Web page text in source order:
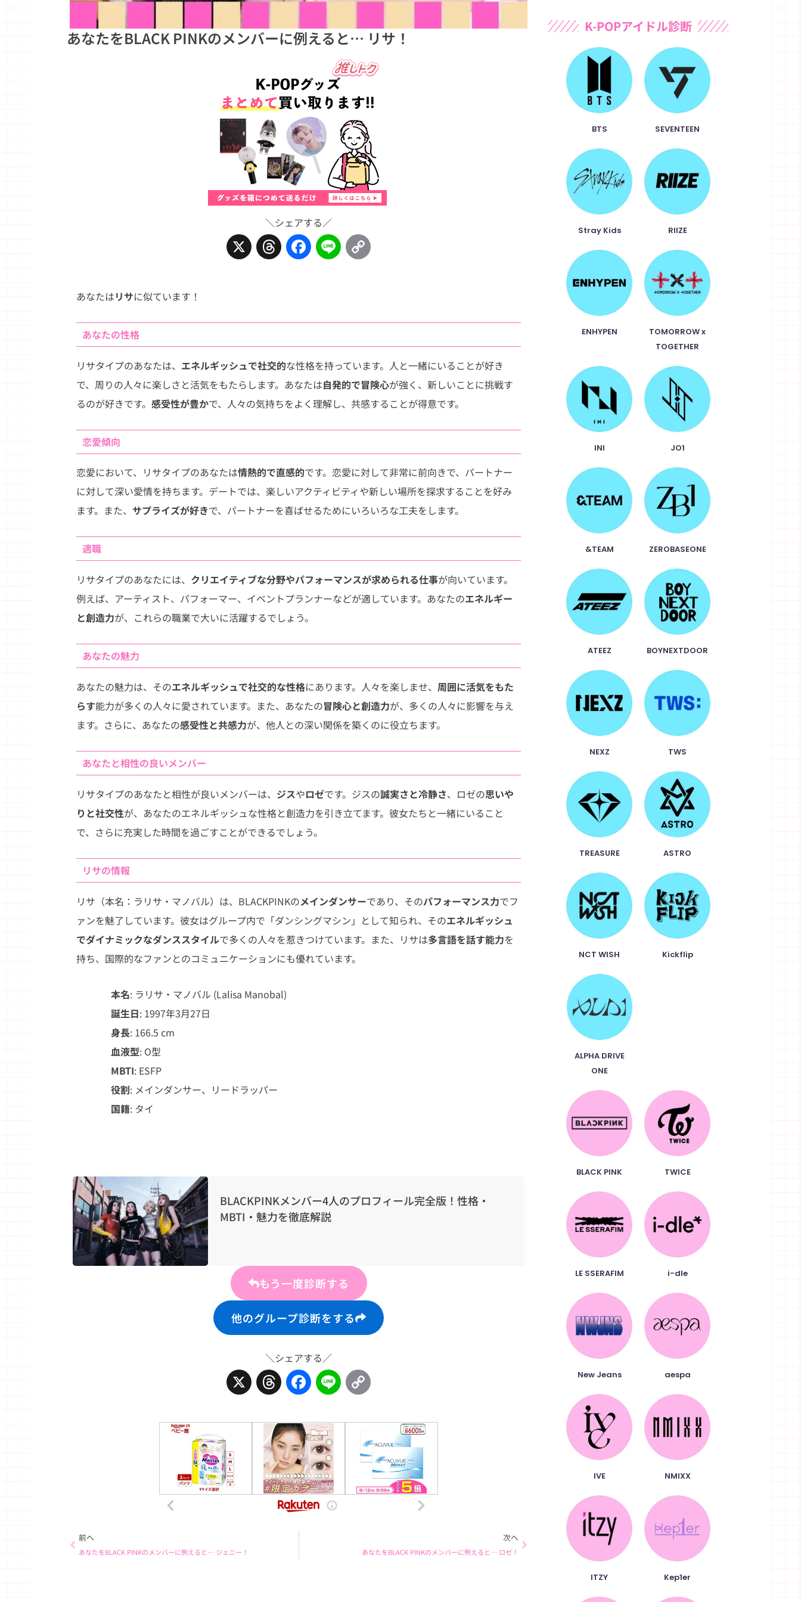
あなたをBLACK PINKのメンバーに例えると… リサ！
＼シェアする／
X
ThreadsFacebook
Line
あなたはリサに似ています！
あなたの性格
リサタイプのあなたは、 エネルギッシュで社交的な性格を持っています。人と一緒にいることが好き
で、周りの人々に楽しさと活気をもたらします。あなたは自発的で冒険心が強く、新しいことに挑戦す
るのが好きです。 感受性が豊かで、人々の気持ちをよく理解し、共感することが得意です。
恋愛傾向
恋愛において、リサタイプのあなたは情熱的で直感的です。恋愛に対して非常に前向きで、パートナー
に対して深い愛情を持ちます。デートでは、楽しいアクティビティや新しい場所を探求することを好み
ます。また、 サプライズが好きで、パートナーを喜ばせるためにいろいろな工夫をします。
適職
リサタイプのあなたには、 クリエイティブな分野やパフォーマンスが求められる仕事が向いています。
例えば、アーティスト、パフォーマー、イベントプランナーなどが適しています。あなたのエネルギー
と創造力が、これらの職業で大いに活躍するでしょう。
あなたの魅力
あなたの魅力は、そのエネルギッシュで社交的な性格にあります。人々を楽しませ、 周囲に活気をもた
らす能力が多くの人々に愛されています。また、あなたの冒険心と創造力が、多くの人々に影響を与え
ます。さらに、あなたの感受性と共感力が、他人との深い関係を築くのに役立ちます。
あなたと相性の良いメンバー
リサタイプのあなたと相性が良いメンバーは、 ジスやロゼです。ジスの誠実さと冷静さ、ロゼの思いや
りと社交性が、あなたのエネルギッシュな性格と創造力を引き立てます。彼女たちと一緒にいること
で、さらに充実した時間を過ごすことができるでしょう。
リサの情報
リサ（本名：ラリサ・マノバル）は、BLACKPINKのメインダンサーであり、そのパフォーマンス力でフ
ァンを魅了しています。彼女はグループ内で「ダンシングマシン」として知られ、そのエネルギッシュ
でダイナミックなダンススタイルで多くの人々を惹きつけています。また、リサは多言語を話す能力を
持ち、国際的なファンとのコミュニケーションにも優れています。
本名: ラリサ・マノバル (Lalisa Manobal)
誕生日: 1997年3月27日
身長: 166.5 cm
血液型: O型
MBTI: ESFP
役割: メインダンサー、リードラッパー
国籍: タイ
BLACKPINKメンバー4人のプロフィール完全版！性格・
MBTI・魅力を徹底解説
もう一度診断する
他のグループ診断をする
＼シェアする／
X
ThreadsFacebook
Line
Prev
前へ
あなたをBLACK PINKのメンバーに例えると… ジェニー！
次へ
あなたをBLACK PINKのメンバーに例えると… ロゼ！
n p
K-POPアイドル診断
BTS SEVENTEEN
Stray Kids RIIZE
ENHYPEN
TOMORROW x
TOGETHER
INI JO1
&TEAM ZEROBASEONE
ATEEZ BOYNEXTDOOR
NEXZ TWS
TREASURE ASTRO
NCT WISH Kickflip
ALPHA DRIVE
ONE
BLACK PINK TWICE
LE SSERAFIM i-dle
New Jeans aespa
IVE NMIXX
ITZY Kep1er